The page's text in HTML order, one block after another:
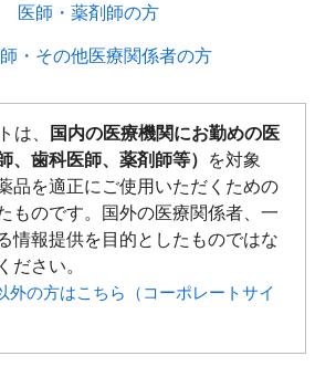
医師・薬剤師の方​
・その他医療関係者の方​
は、
国内の医療機関にお勤めの医
、歯科医師、薬剤師等）
を対象
品を適正にご使用いただくための
ものです。国外の医療関係者、一
情報提供を目的としたものではな
ださい。
外の方はこちら（コーポレートサイ